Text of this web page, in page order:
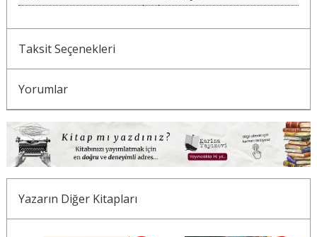
Taksit Seçenekleri
Yorumlar
Yazarın Diğer Kitapları